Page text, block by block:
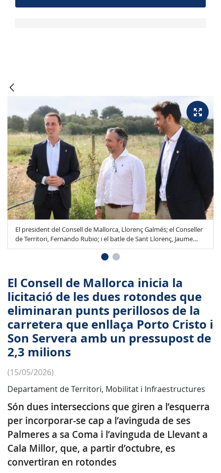
El president del Consell de Mallorca, Llorenç Galmés; el Conseller
de Territori, Fernando Rubio; i el batle de Sant Llorenç, Jaume
Soler.
El Consell de Mallorca inicia la
licitació de les dues rotondes que
eliminaran punts perillosos de la
carretera que enllaça Porto Cristo i
Son Servera amb un pressupost de
2,3 milions
(15/05/2026)
Departament de Territori, Mobilitat i Infraestructures
Són dues interseccions que giren a l’esquerra
per incorporar-se cap a l’avinguda de ses
Palmeres a sa Coma i l’avinguda de Llevant a
Cala Millor, que, a partir d’octubre, es
convertiran en rotondes